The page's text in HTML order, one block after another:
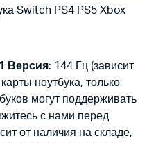
Switch PS4 PS5 Xbox
Версия: 144 Гц (зависит
ноутбука, только
могут поддерживать
с нами перед
от наличия на складе,